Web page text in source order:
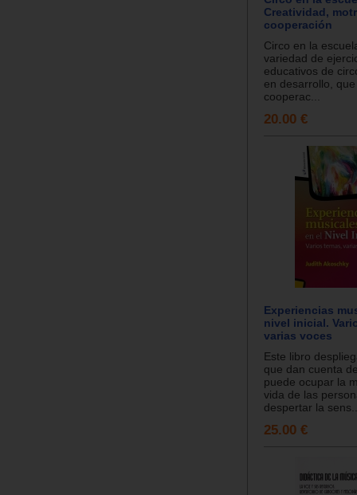
Creatividad,
cooperación
Circo en la
variedad de
educativos de
en desarrollo,
cooperac...
20.00 €
Experiencias
nivel inicial.
varias voces
Este libro
que dan cuenta
puede ocupar la
vida de las
despertar la
25.00 €